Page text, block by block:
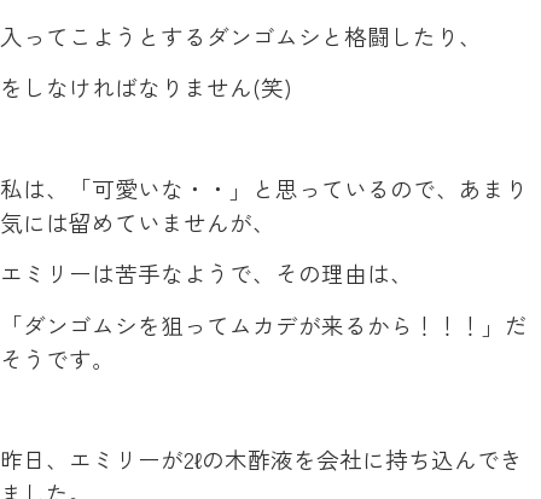
入ってこようとするダンゴムシと格闘したり、
をしなければなりません(笑)
私は、「可愛いな・・」と思っているので、あまり
気には留めていませんが、
エミリーは苦手なようで、その理由は、
「ダンゴムシを狙ってムカデが来るから！！！」だ
そうです。
昨日、エミリーが2ℓの木酢液を会社に持ち込んでき